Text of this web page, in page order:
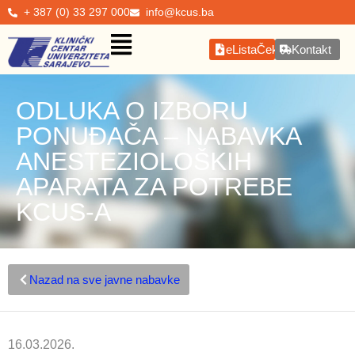
+ 387 (0) 33 297 000 info@kcus.ba
eListaČekanjaKontakt
ODLUKA O IZBORU
PONUĐAČA – NABAVKA
ANESTEZIOLOŠKIH
APARATA ZA POTREBE
KCUS-A
Nazad na sve javne nabavke
16.03.2026.